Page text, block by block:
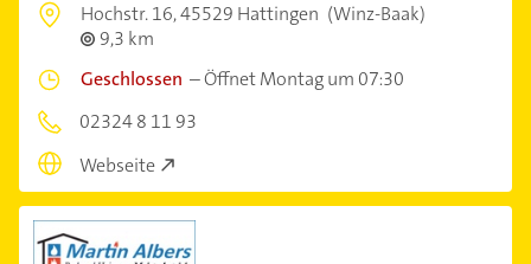
Hochstr. 16,45529 Hattingen (Winz-Baak)
9,3 km
Geschlossen –Öffnet Montag um 07:30
02324 8 11 93
Webseite